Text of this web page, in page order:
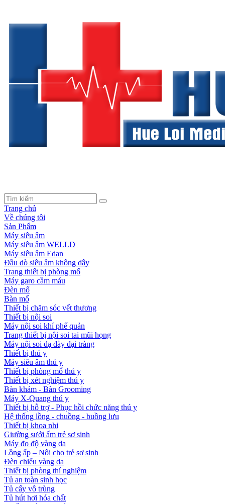
Trang chủ
Về chúng tôi
Sản Phẩm
Máy siêu âm
Máy siêu âm WELLD
Máy siêu âm Edan
Đầu dò siêu âm không dây
Trang thiết bị phòng mổ
Máy garo cầm máu
Đèn mổ
Bàn mổ
Thiết bị chăm sóc vết thương
Thiết bị nội soi
Máy nội soi khí phế quản
Trang thiết bị nội soi tai mũi họng
Máy nội soi dạ dày đại tràng
Thiết bị thú y
Máy siêu âm thú y
Thiết bị phòng mổ thú y
Thiết bị xét nghiệm thú y
Bàn khám - Bàn Grooming
Máy X-Quang thú y
Thiết bị hỗ trợ - Phục hồi chức năng thú y
Hệ thống lồng - chuồng - buồng lưu
Thiết bị khoa nhi
Giường sưởi ấm trẻ sơ sinh
Máy đo độ vàng da
Lồng ấp – Nôi cho trẻ sơ sinh
Đèn chiếu vàng da
Thiết bị phòng thí nghiệm
Tủ an toàn sinh học
Tủ cấy vô trùng
Tủ hút hơi hóa chất